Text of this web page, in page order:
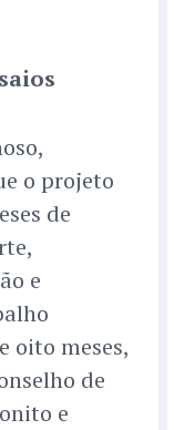
o projeto
de
e
oito meses,
de
e